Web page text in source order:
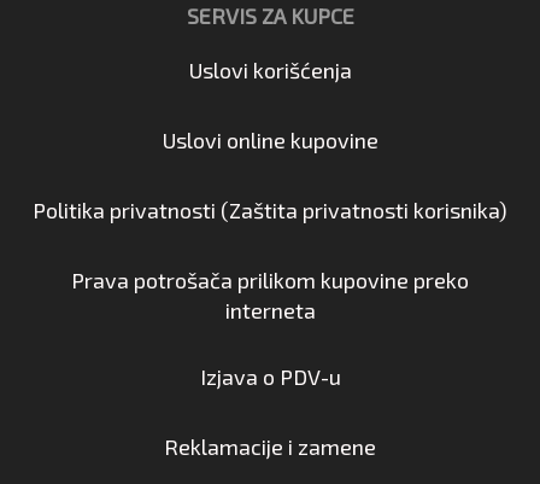
SERVIS ZA KUPCE
Uslovi korišćenja
Uslovi online kupovine
Politika privatnosti (Zaštita privatnosti korisnika)
Prava potrošača prilikom kupovine preko
interneta
Izjava o PDV-u
Reklamacije i zamene